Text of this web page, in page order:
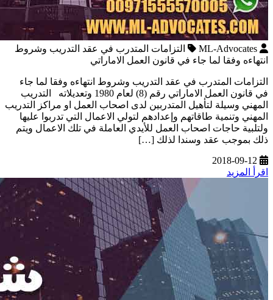
ML-Advocates
التزامات المتدرب في عقد التدريب وشروط
انتهاءه وفقا لما جاء في قانون العمل الاماراتي
التزامات المتدرب في عقد التدريب وشروط انتهاءه وفقا لما جاء
في قانون العمل الاماراتي رقم (8) لعام 1980 وتعديلاته التدريب
المهني وسيلة لتأهيل المتدربين لدى اصحاب العمل او مراكز التدريب
المهني وتنمية طاقاتهم وإعدادهم لتولي الاعمال التي تدربوا عليها
ولتلبية حاجات اصحاب العمل للأيدي العاملة في تلك الاعمال ويتم
ذلك بموجب عقد وسندا لذلك […]
2018-09-12
اقرأ المزيد